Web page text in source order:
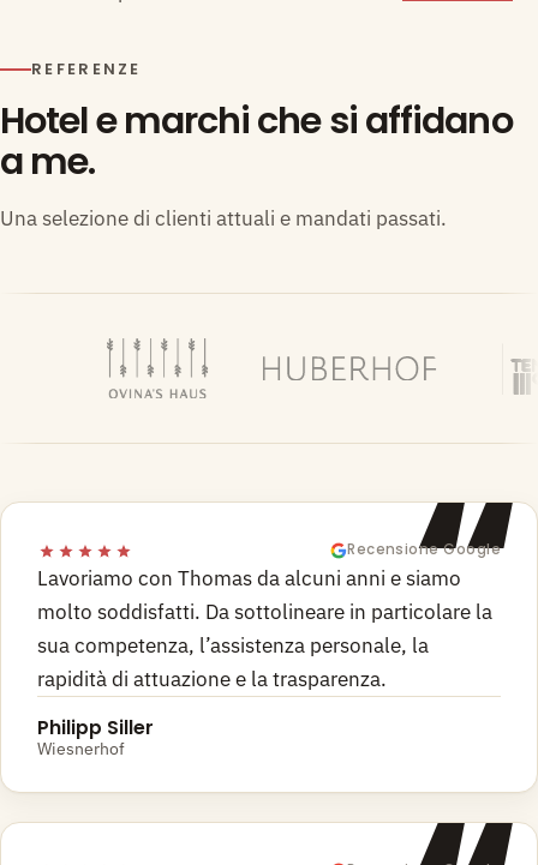
REFERENZE
Hotel e marchi che si affidano
a me.
Una selezione di clienti attuali e mandati passati.
“
Recensione Google
Lavoriamo con Thomas da alcuni anni e siamo
molto soddisfatti. Da sottolineare in particolare la
sua competenza, l’assistenza personale, la
rapidità di attuazione e la trasparenza.
Philipp Siller
Wiesnerhof